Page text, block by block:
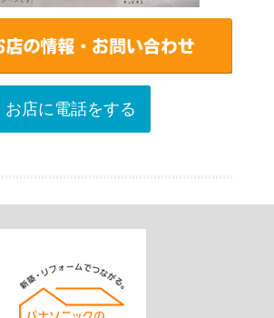
お店に電話をする